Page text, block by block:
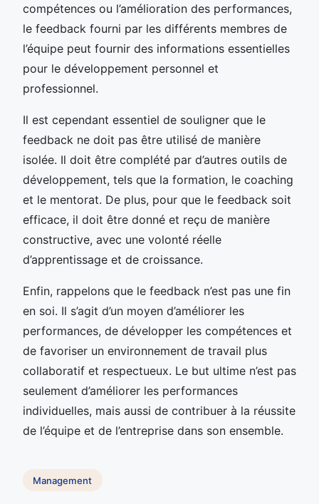
compétences ou l’amélioration des performances,
le feedback fourni par les différents membres de
l’équipe peut fournir des informations essentielles
pour le développement personnel et
professionnel.
Il est cependant essentiel de souligner que le
feedback ne doit pas être utilisé de manière
isolée. Il doit être complété par d’autres outils de
développement, tels que la formation, le coaching
et le mentorat. De plus, pour que le feedback soit
efficace, il doit être donné et reçu de manière
constructive, avec une volonté réelle
d’apprentissage et de croissance.
Enfin, rappelons que le feedback n’est pas une fin
en soi. Il s’agit d’un moyen d’améliorer les
performances, de développer les compétences et
de favoriser un environnement de travail plus
collaboratif et respectueux. Le but ultime n’est pas
seulement d’améliorer les performances
individuelles, mais aussi de contribuer à la réussite
de l’équipe et de l’entreprise dans son ensemble.
Management